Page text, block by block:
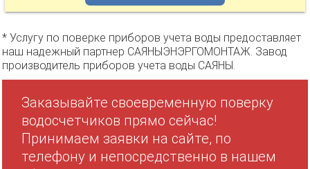
* Услугу по поверке приборов учета воды предоставляет
наш надежный партнер САЯНЫЭНЭРГОМОНТАЖ. Завод
производитель приборов учета воды САЯНЫ.
Заказывайте своевременную поверку
водосчетчиков прямо сейчас!
Принимаем заявки на сайте, по
телефону и непосредственно в нашем